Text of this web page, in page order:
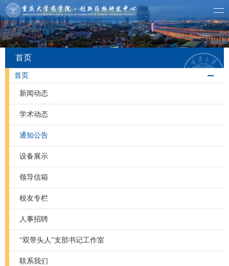
首页
首页
新闻动态
学术动态
通知公告
设备展示
领导信箱
校友专栏
人事招聘
“双带头人”支部书记工作室
联系我们